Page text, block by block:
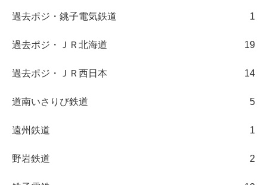
過去ポジ・銚子電気鉄道 1
過去ポジ・ＪＲ北海道 19
過去ポジ・ＪＲ西日本 14
道南いさりび鉄道 5
遠州鉄道 1
野岩鉄道 2